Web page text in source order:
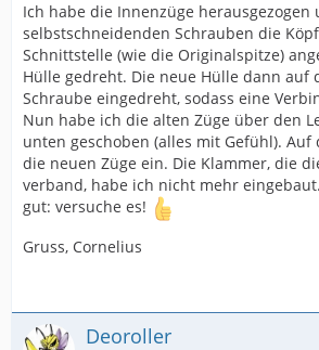
Ich habe die Innenzüge herausgezogen
selbstschneidenden Schrauben die
Schnittstelle (wie die Originalspitze)
Hülle gedreht. Die neue Hülle dann auf
Schraube eingedreht, sodass eine
Nun habe ich die alten Züge über den
unten geschoben (alles mit Gefühl). Auf
die neuen Züge ein. Die Klammer, die
verband, habe ich nicht mehr
gut: versuche es!
Gruss, Cornelius
Deoroller